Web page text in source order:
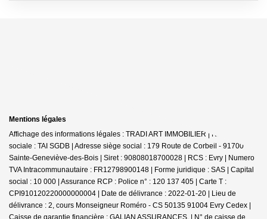
Mentions légales
Affichage des informations légales : TRADI ART IMMOBILIER | Raison
sociale : TAI SGDB | Adresse siège social : 179 Route de Corbeil - 91700
Sainte-Geneviève-des-Bois | Siret : 90808018700028 | RCS : Evry | Numero
TVA Intracommunautaire : FR12798900148 | Forme juridique : SAS | Capital
social : 10 000 | Assurance RCP : Police n° : 120 137 405 | Carte T :
CPI910120220000000004 | Date de délivrance : 2022-01-20 | Lieu de
délivrance : 2, cours Monseigneur Roméro - CS 50135 91004 Evry Cedex |
Caisse de garantie financière : GALIAN ASSURANCES. | N° de caisse de